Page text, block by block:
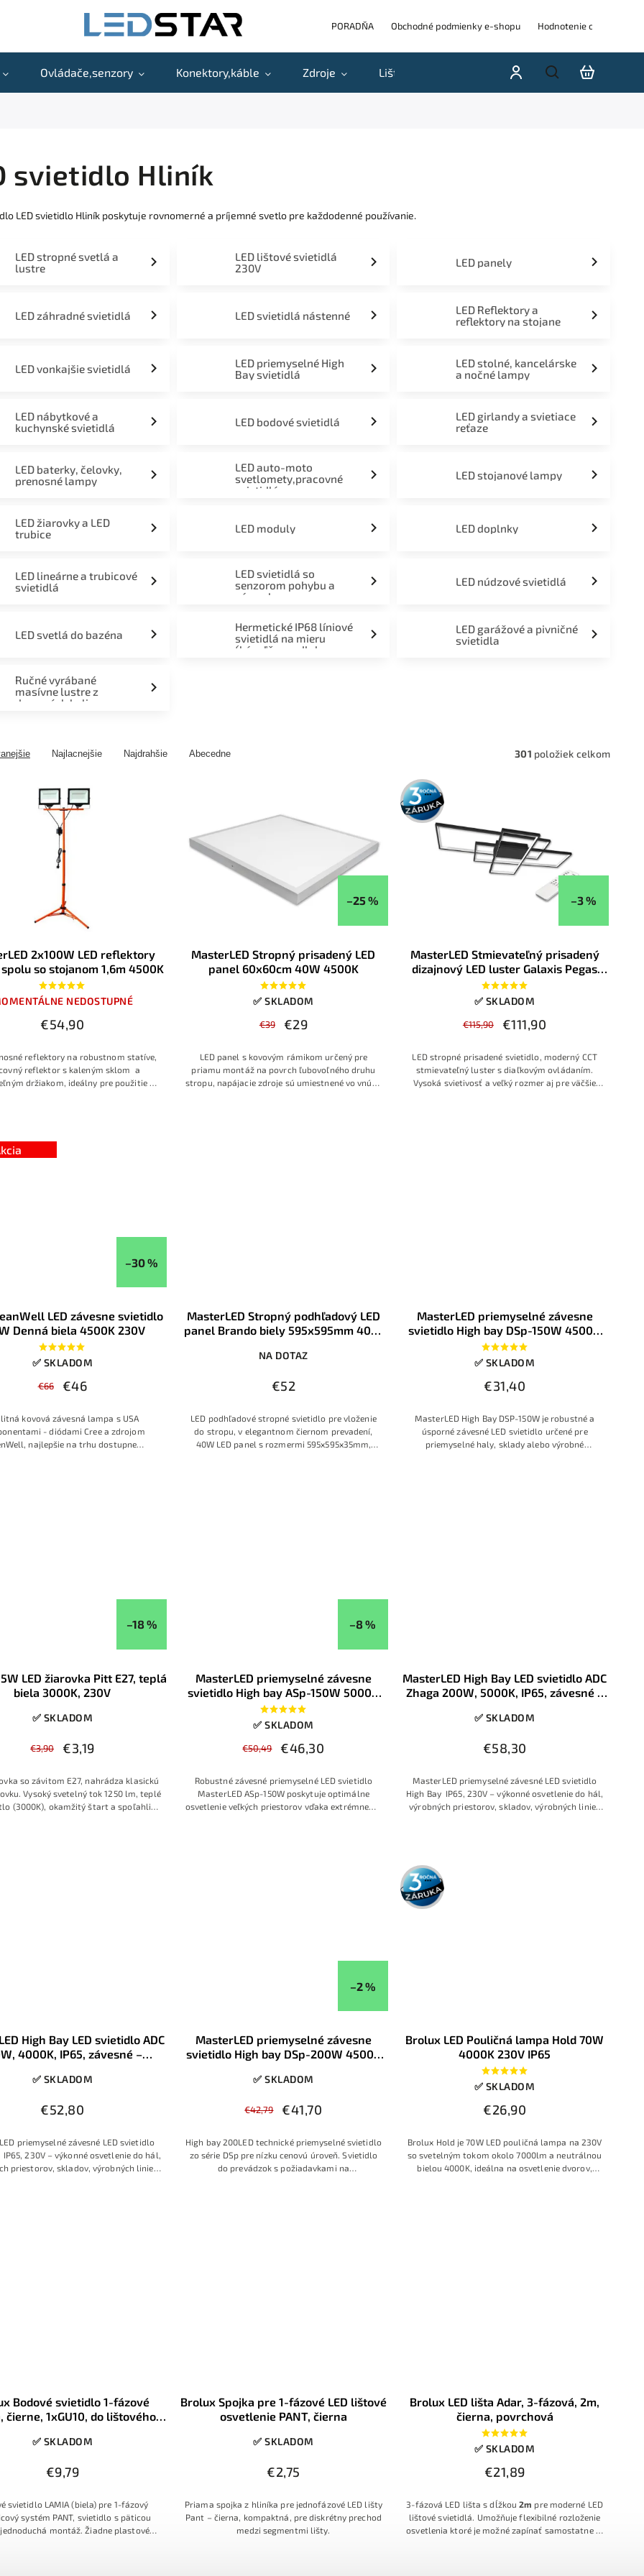
PORADŇA Obchodné podmienky e-shopu Hodnotenie obchodu
Ovládače,senzory Konektory,káble Zdroje Lišty Akcie a výpredaje Blog
svietidlo Hliník
LED svietidlo Hliník poskytuje rovnomerné a príjemné svetlo pre každodenné používanie.
LED stropné svetlá a
lustre
LED lištové svietidlá
230V
LED panely
LED záhradné svietidlá LED svietidlá nástenné
LED Reflektory a
reflektory na stojane
LED vonkajšie svietidlá
LED priemyselné High
Bay svietidlá
LED stolné, kancelárske
a nočné lampy
LED nábytkové a
kuchynské svietidlá
LED bodové svietidlá
LED girlandy a svietiace
reťaze
LED baterky, čelovky,
prenosné lampy
LED auto-moto
svetlomety,pracovné
svietidlá
LED stojanové lampy
LED žiarovky a LED
trubice
LED moduly LED doplnky
LED lineárne a trubicové
svietidlá
LED svietidlá so
senzorom pohybu a
súmraku
LED núdzové svietidlá
LED svetlá do bazéna
Hermetické IP68 líniové
svietidlá na mieru
(kúpeľňa, podlaha,
LED garážové a pivničné
svietidla
Ručné vyrábané
masívne lustre z
drevených kolies
Najlacnejšie Najdrahšie Abecedne 301 položiek celkom
2x100W LED reflektory
so stojanom 1,6m 4500K
NEDOSTUPNÉ
€54,90
reflektory na robustnom statíve,
reflektor s kaleným sklom a
držiakom, ideálny pre použitie na
–25 %
MasterLED Stropný prisadený LED
panel 60x60cm 40W 4500K
✅ SKLADOM
€39 €29
LED panel s kovovým rámikom určený pre
priamu montáž na povrch ľubovoľného druhu
stropu, napájacie zdroje sú umiestnené vo vnútri
3 roky
záruka
–3 %
MasterLED Stmievateľný prisadený
dizajnový LED luster Galaxis Pegas
130W s diaľkovým ovládaním čierny
105x50x8cm
✅ SKLADOM
€115,90 €111,90
LED stropné prisadené svietidlo, moderný CCT
stmievateľný luster s diaľkovým ovládaním.
Vysoká svietivosť a veľký rozmer aj pre väčšie
–30 %
LED závesne svietidlo
Denná biela 4500K 230V
✅ SKLADOM
€66 €46
kovová závesná lampa s USA
- diódami Cree a zdrojom
najlepšie na trhu dostupne
MasterLED Stropný podhľadový LED
panel Brando biely 595x595mm 40W
NA DOTAZ
€52
LED podhľadové stropné svietidlo pre vloženie
do stropu, v elegantnom čiernom prevadení,
40W LED panel s rozmermi 595x595x35mm,
MasterLED priemyselné závesne
svietidlo High bay DSp-150W 4500K
230V IP65
✅ SKLADOM
€31,40
MasterLED High Bay DSP-150W je robustné a
úsporné závesné LED svietidlo určené pre
priemyselné haly, sklady alebo výrobné
–18 %
LED žiarovka Pitt E27, teplá
biela 3000K, 230V
✅ SKLADOM
€3,90 €3,19
so závitom E27, nahrádza klasickú
Vysoký svetelný tok 1250 lm, teplé
(3000K), okamžitý štart a spoľahlivá
–8 %
MasterLED priemyselné závesne
svietidlo High bay ASp-150W 5000K
230V IP65
✅ SKLADOM
€50,49 €46,30
Robustné závesné priemyselné LED svietidlo
MasterLED ASp-150W poskytuje optimálne
osvetlenie veľkých priestorov vďaka extrémnemu
MasterLED High Bay LED svietidlo ADC
Zhaga 200W, 5000K, IP65, závesné –
✅ SKLADOM
€58,30
MasterLED priemyselné závesné LED svietidlo
High Bay IP65, 230V – výkonné osvetlenie do hál,
výrobných priestorov, skladov, výrobných liniek
High Bay LED svietidlo ADC
4000K, IP65, závesné –
✅ SKLADOM
€52,80
priemyselné závesné LED svietidlo
IP65, 230V – výkonné osvetlenie do hál,
priestorov, skladov, výrobných liniek
–2 %
MasterLED priemyselné závesne
svietidlo High bay DSp-200W 4500K
✅ SKLADOM
€42,79 €41,70
High bay 200LED technické priemyselné svietidlo
zo série DSp pre nízku cenovú úroveň. Svietidlo
do prevádzok s požiadavkami na
3 roky
záruka
Brolux LED Pouličná lampa Hold 70W
4000K 230V IP65
✅ SKLADOM
€26,90
Brolux Hold je 70W LED pouličná lampa na 230V
so svetelným tokom okolo 7000lm a neutrálnou
bielou 4000K, ideálna na osvetlenie dvorov,
Bodové svietidlo 1-fázové
čierne, 1xGU10, do lištového
✅ SKLADOM
€9,79
svietidlo LAMIA (biela) pre 1-fázový
systém PANT, svietidlo s päticou
jednoduchá montáž. Žiadne plastové
Brolux Spojka pre 1-fázové LED lištové
osvetlenie PANT, čierna
✅ SKLADOM
€2,75
Priama spojka z hliníka pre jednofázové LED lišty
Pant – čierna, kompaktná, pre diskrétny prechod
medzi segmentmi lišty.
Brolux LED lišta Adar, 3-fázová, 2m,
čierna, povrchová
✅ SKLADOM
€21,89
3-fázová LED lišta s dĺžkou2m pre moderné LED
lištové svietidlá. Umožňuje flexibilné rozloženie
osvetlenia ktoré je možné zapínať samostatne aj